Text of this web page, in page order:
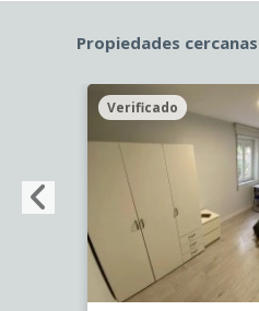
Propiedades cercanas
Verificado